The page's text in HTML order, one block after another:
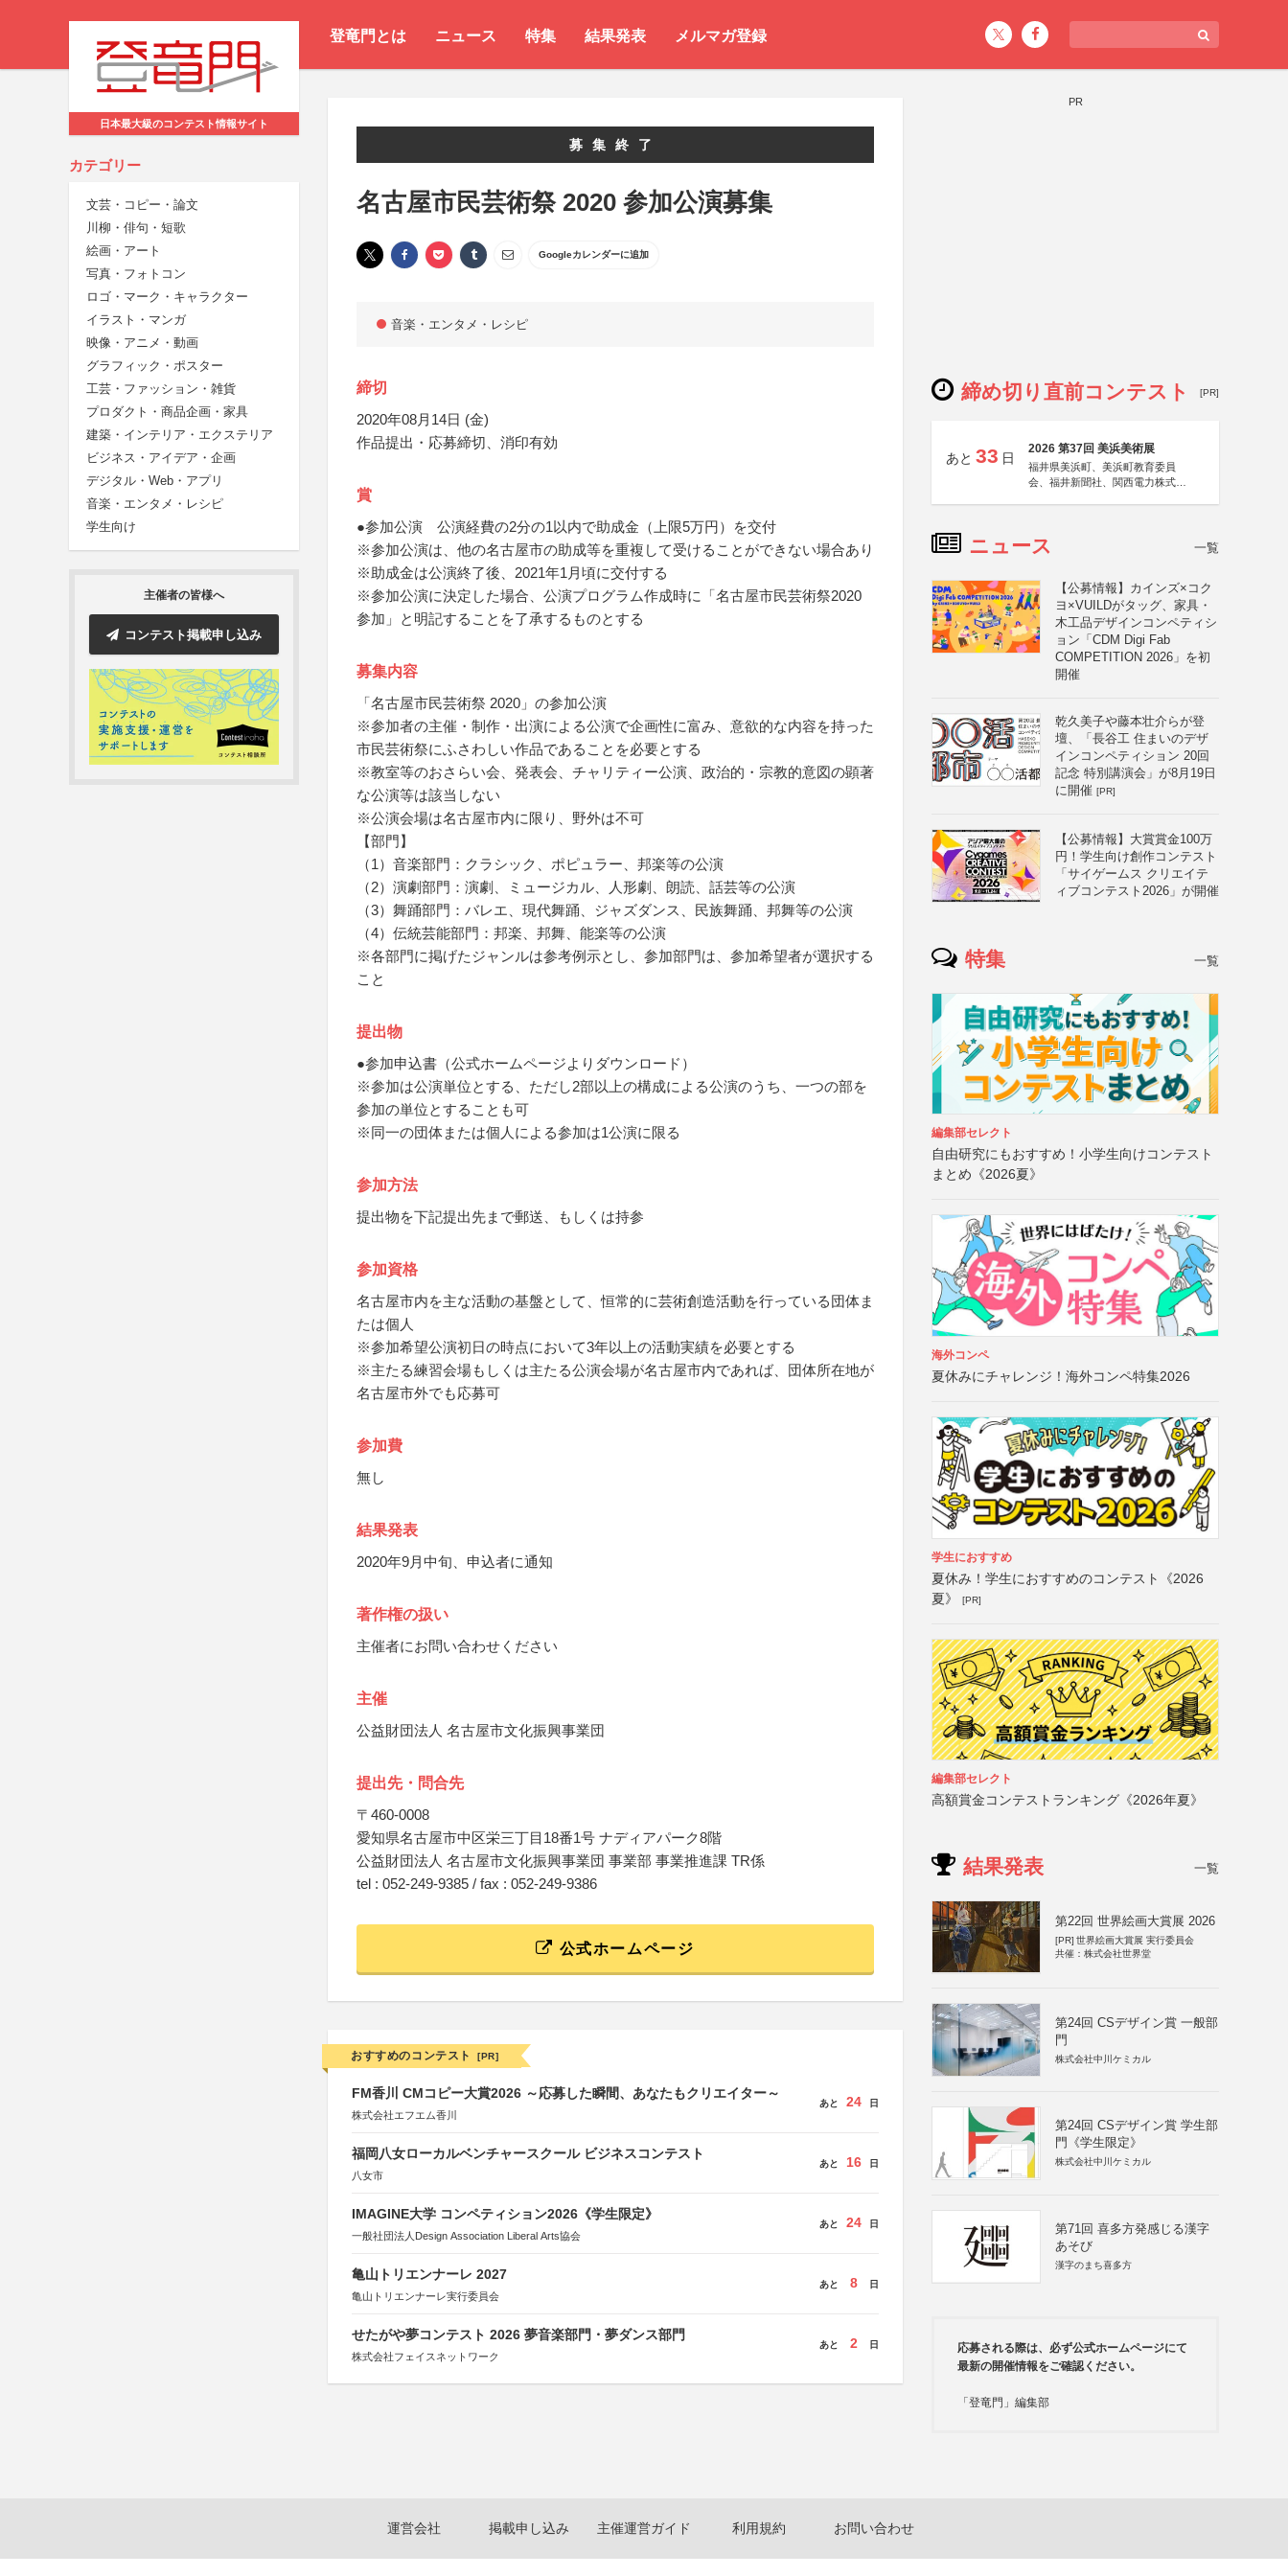
登竜門とは ニュース 特集 結果発表 メルマガ登録
日本最大級のコンテスト情報サイト
カテゴリー
文芸・コピー・論文
川柳・俳句・短歌
絵画・アート
写真・フォトコン
ロゴ・マーク・キャラクター
イラスト・マンガ
映像・アニメ・動画
グラフィック・ポスター
工芸・ファッション・雑貨
プロダクト・商品企画・家具
建築・インテリア・エクステリア
ビジネス・アイデア・企画
デジタル・Web・アプリ
音楽・エンタメ・レシピ
学生向け
主催者の皆様へ
コンテスト掲載申し込み
募集終了
名古屋市民芸術祭 2020 参加公演募集
Googleカレンダーに追加
音楽・エンタメ・レシピ
締切
2020年08月14日 (金)
作品提出・応募締切、消印有効
賞
●参加公演 公演経費の2分の1以内で助成金（上限5万円）を交付
※参加公演は、他の名古屋市の助成等を重複して受けることができない場合あり
※助成金は公演終了後、2021年1月頃に交付する
※参加公演に決定した場合、公演プログラム作成時に「名古屋市民芸術祭2020
参加」と明記することを了承するものとする
募集内容
「名古屋市民芸術祭 2020」の参加公演
※参加者の主催・制作・出演による公演で企画性に富み、意欲的な内容を持った
市民芸術祭にふさわしい作品であることを必要とする
※教室等のおさらい会、発表会、チャリティー公演、政治的・宗教的意図の顕著
な公演等は該当しない
※公演会場は名古屋市内に限り、野外は不可
【部門】
（1）音楽部門：クラシック、ポピュラー、邦楽等の公演
（2）演劇部門：演劇、ミュージカル、人形劇、朗読、話芸等の公演
（3）舞踊部門：バレエ、現代舞踊、ジャズダンス、民族舞踊、邦舞等の公演
（4）伝統芸能部門：邦楽、邦舞、能楽等の公演
※各部門に掲げたジャンルは参考例示とし、参加部門は、参加希望者が選択する
こと
提出物
●参加申込書（公式ホームページよりダウンロード）
※参加は公演単位とする、ただし2部以上の構成による公演のうち、一つの部を
参加の単位とすることも可
※同一の団体または個人による参加は1公演に限る
参加方法
提出物を下記提出先まで郵送、もしくは持参
参加資格
名古屋市内を主な活動の基盤として、恒常的に芸術創造活動を行っている団体ま
たは個人
※参加希望公演初日の時点において3年以上の活動実績を必要とする
※主たる練習会場もしくは主たる公演会場が名古屋市内であれば、団体所在地が
名古屋市外でも応募可
参加費
無し
結果発表
2020年9月中旬、申込者に通知
著作権の扱い
主催者にお問い合わせください
主催
公益財団法人 名古屋市文化振興事業団
提出先・問合先
〒460-0008
愛知県名古屋市中区栄三丁目18番1号 ナディアパーク8階
公益財団法人 名古屋市文化振興事業団 事業部 事業推進課 TR係
tel : 052-249-9385 / fax : 052-249-9386
公式ホームページ
おすすめのコンテスト [PR]
FM香川 CMコピー大賞2026 ～応募した瞬間、あなたもクリエイター～
株式会社エフエム香川
あと 24 日
福岡八女ローカルベンチャースクール ビジネスコンテスト
八女市
あと 16 日
IMAGINE大学 コンペティション2026《学生限定》
一般社団法人Design Association Liberal Arts協会
あと 24 日
亀山トリエンナーレ 2027
亀山トリエンナーレ実行委員会
あと 8 日
せたがや夢コンテスト 2026 夢音楽部門・夢ダンス部門
株式会社フェイスネットワーク
あと 2 日
PR
締め切り直前コンテスト [PR]
あと 33 日
2026 第37回 美浜美術展
福井県美浜町、美浜町教育委員
会、福井新聞社、関西電力株式会
ニュース 一覧
【公募情報】カインズ×コク
ヨ×VUILDがタッグ、家具・
木工品デザインコンペティシ
ョン「CDM Digi Fab
COMPETITION 2026」を初
開催
乾久美子や藤本壮介らが登
壇、「長谷工 住まいのデザ
インコンペティション 20回
記念 特別講演会」が8月19日
に開催 [PR]
【公募情報】大賞賞金100万
円！学生向け創作コンテスト
「サイゲームス クリエイテ
ィブコンテスト2026」が開催
特集 一覧
編集部セレクト
自由研究にもおすすめ！小学生向けコンテスト
まとめ《2026夏》
海外コンペ
夏休みにチャレンジ！海外コンペ特集2026
学生におすすめ
夏休み！学生におすすめのコンテスト《2026
夏》
[PR]
編集部セレクト
高額賞金コンテストランキング《2026年夏》
結果発表 一覧
第22回 世界絵画大賞展 2026
[PR] 世界絵画大賞展 実行委員会
共催：株式会社世界堂
第24回 CSデザイン賞 一般部
門
株式会社中川ケミカル
第24回 CSデザイン賞 学生部
門《学生限定》
株式会社中川ケミカル
第71回 喜多方発感じる漢字
あそび
漢字のまち喜多方
応募される際は、必ず公式ホームページにて
最新の開催情報をご確認ください。
「登竜門」編集部
運営会社 掲載申し込み 主催運営ガイド 利用規約 お問い合わせ